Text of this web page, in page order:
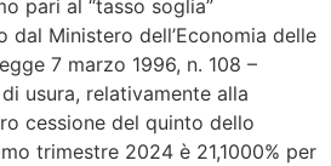
pari al “tasso soglia”
Ministero dell’Economia delle
7 marzo 1996, n. 108 –
usura, relativamente alla
cessione del quinto dello
trimestre 2024 è 21,1000% per